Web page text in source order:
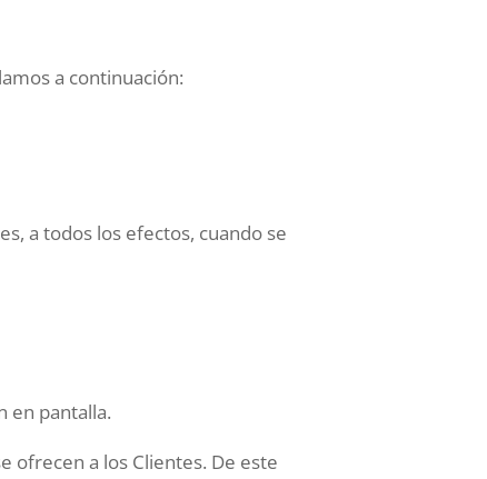
a continuación:
a todos los efectos, cuando se
en pantalla.
ofrecen a los Clientes. De este